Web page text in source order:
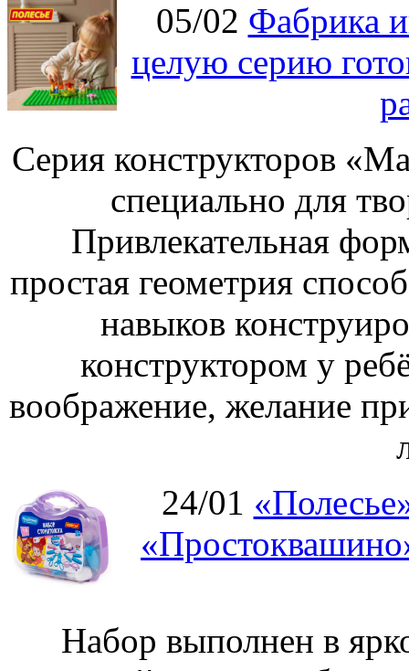
05/02 Фабрика
целую серию
Серия конструкторов
специально для
Привлекательная
простая геометрия
навыков
конструктором у
воображение, желание
24/01
Набор выполнен в